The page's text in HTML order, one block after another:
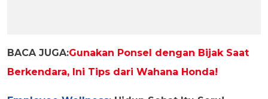
BACA JUGA:Gunakan Ponsel dengan Bijak Saat
Berkendara, Ini Tips dari Wahana Honda!